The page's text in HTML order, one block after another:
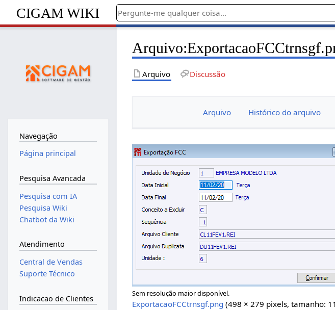
CIGAM WIKI
Arquivo:
Arquivo Discussão
Arquivo Histórico do arquivo
Sem resolução maior disponível.
ExportacaoFCCtrnsgf.png (498 × 279 pixels, tamanho:
Navegação
Página principal
Pesquisa Avancada
Pesquisa com IA
Pesquisa Wiki
Chatbot da Wiki
Atendimento
Central de Vendas
Suporte Técnico
Indicacao de Clientes